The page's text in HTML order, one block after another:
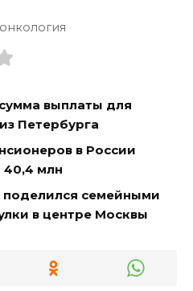
онкология
выплаты для
Петербурга
в России
40,4 млн
поделился семейными
в центре Москвы